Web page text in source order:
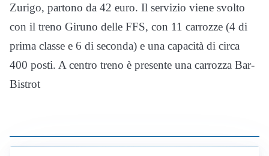
Zurigo, partono da 42 euro. Il servizio viene svolto
con il treno Giruno delle FFS, con 11 carrozze (4 di
prima classe e 6 di seconda) e una capacità di circa
400 posti. A centro treno è presente una carrozza Bar-
Bistrot